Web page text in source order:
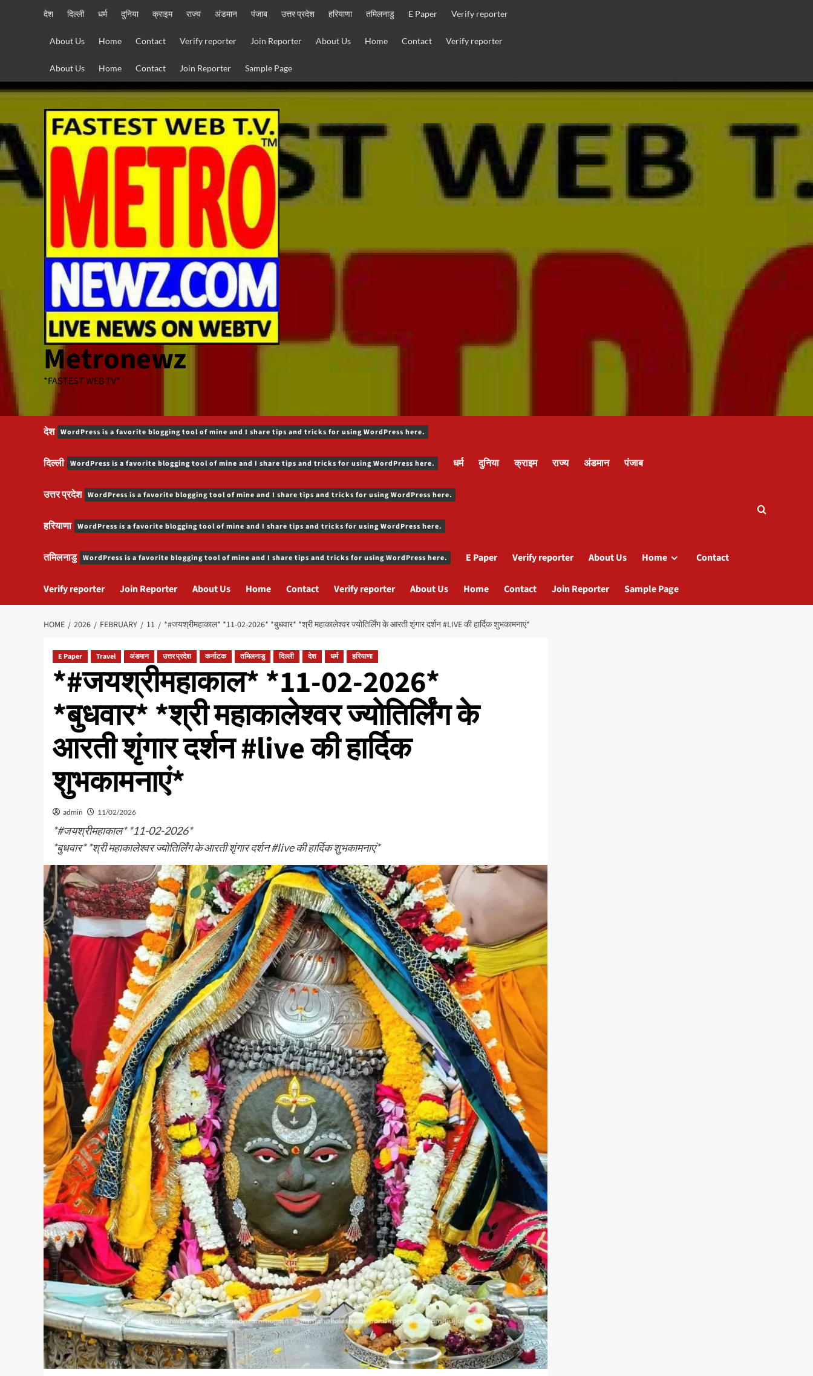
देश दिल्ली धर्म दुनिया क्राइम राज्य अंडमान पंजाब उत्तर प्रदेश हरियाणा तमिलनाडु E Paper Verify reporter
About Us Home Contact Verify reporter Join Reporter About Us Home Contact Verify reporter
About Us Home Contact Join Reporter Sample Page
Metronewz
*FASTEST WEB TV*
देश WordPress is a favorite blogging tool of mine and I share tips and tricks for using WordPress here.
दिल्ली WordPress is a favorite blogging tool of mine and I share tips and tricks for using WordPress here. धर्म दुनिया क्राइम राज्य अंडमान पंजाब
उत्तर प्रदेश WordPress is a favorite blogging tool of mine and I share tips and tricks for using WordPress here.
हरियाणा WordPress is a favorite blogging tool of mine and I share tips and tricks for using WordPress here.
तमिलनाडु WordPress is a favorite blogging tool of mine and I share tips and tricks for using WordPress here. E Paper Verify reporter About Us Home Contact
Verify reporter Join Reporter About Us Home Contact Verify reporter About Us Home Contact Join Reporter Sample Page
HOME 2026 FEBRUARY 11 *#जयश्रीमहाकाल* *11-02-2026* *बुधवार* *श्री महाकालेश्वर ज्योतिर्लिंग के आरती शृंगार दर्शन #LIVE की हार्दिक शुभकामनाएं*
E Paper Travel अंडमान उत्तर प्रदेश कर्नाटक तमिलनाडु दिल्ली देश धर्म हरियाणा
*#जयश्रीमहाकाल* *11-02-2026*
*बुधवार* *श्री महाकालेश्वर ज्योतिर्लिंग के
आरती शृंगार दर्शन #live की हार्दिक
शुभकामनाएं*
admin 11/02/2026
*#जयश्रीमहाकाल* *11-02-2026*
*बुधवार* *श्री महाकालेश्वर ज्योतिर्लिंग के आरती शृंगार दर्शन #live की हार्दिक शुभकामनाएं*